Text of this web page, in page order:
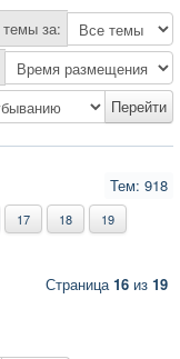
темы за:
Тем: 918
17 18
19
Страница16 из 19